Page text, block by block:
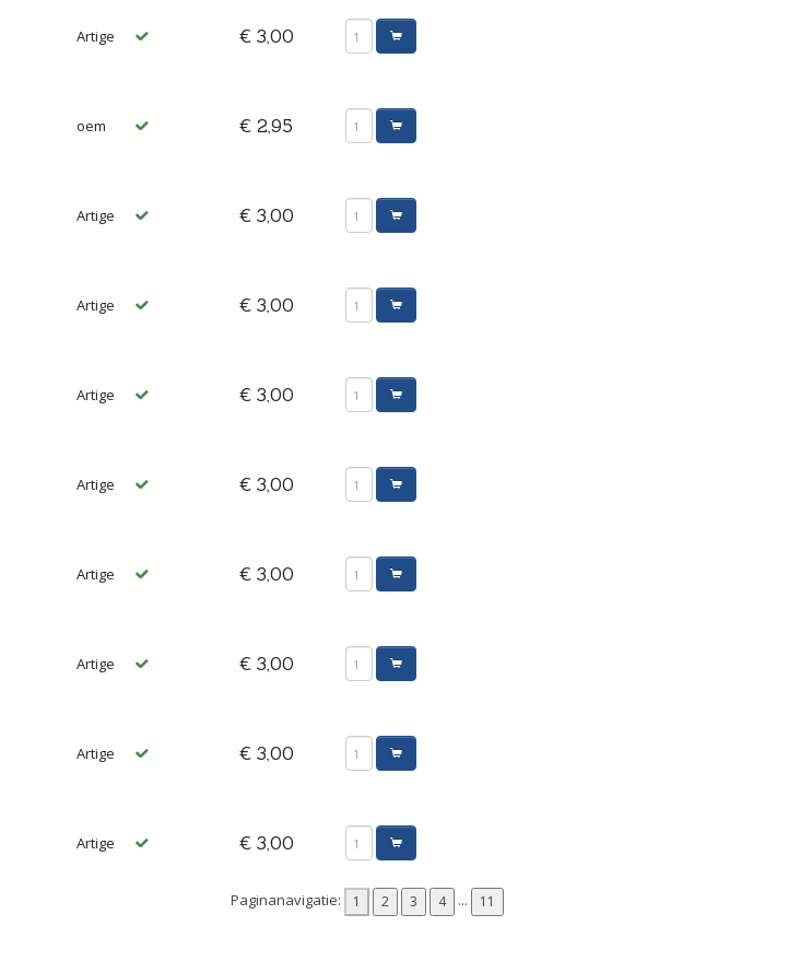
Artige € 3,00
oem € 2,95
Artige € 3,00
Artige € 3,00
Artige € 3,00
Artige € 3,00
Artige € 3,00
Artige € 3,00
Artige € 3,00
Artige € 3,00
Paginanavigatie: ...